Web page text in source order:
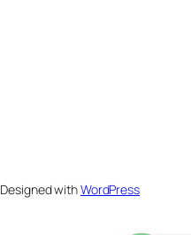
Designed withWordPress